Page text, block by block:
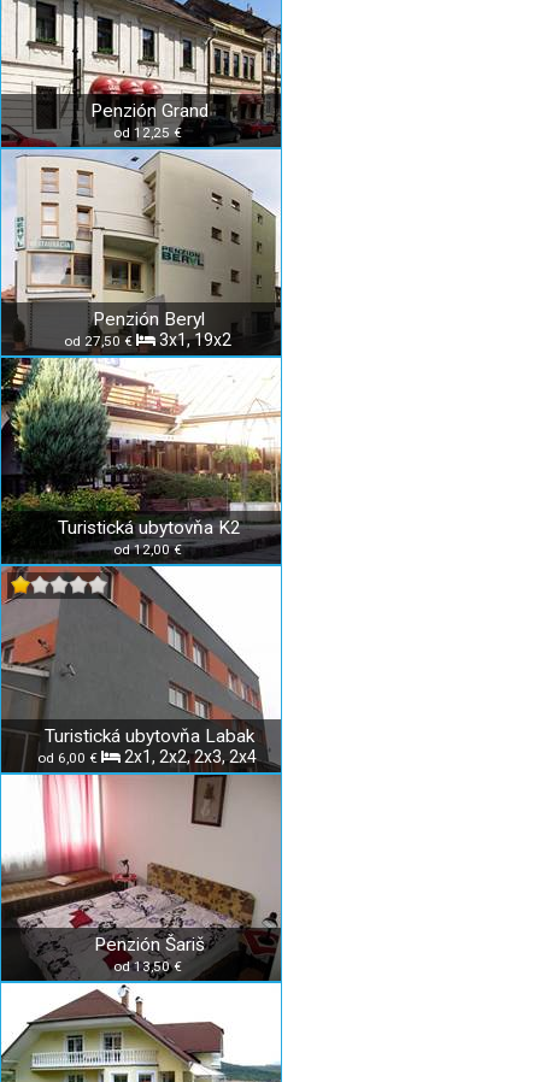
Penzión Grand
od 12,25 €
Penzión Beryl
od 27,50 € 3x1, 19x2
Turistická ubytovňa K2
od 12,00 €
Turistická ubytovňa Labak
od 6,00 € 2x1, 2x2, 2x3, 2x4
Penzión Šariš
od 13,50 €